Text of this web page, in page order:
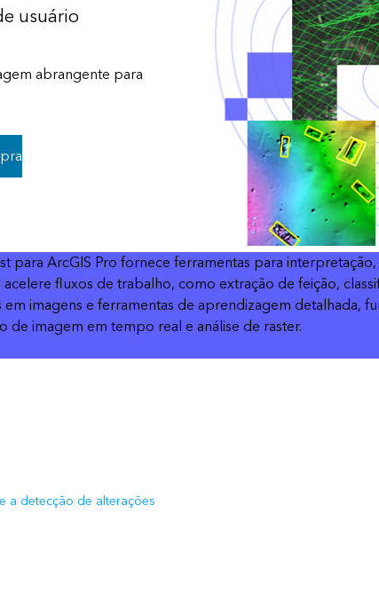
usuário
abrangente para
para ArcGIS Pro fornece ferramentas para
fluxos de trabalho, como extração de feição,
em imagens e ferramentas de aprendizagem detalhada,
de imagem em tempo real e análise de raster.
a detecção de alterações